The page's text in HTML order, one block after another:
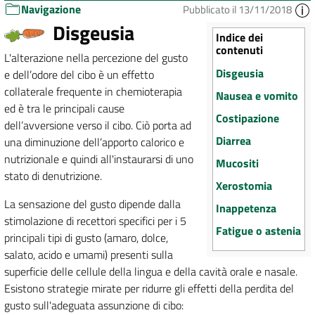
Navigazione Pubblicato il 13/11/2018
Indice dei
contenuti
Disgeusia
Nausea e vomito
Costipazione
Diarrea
Mucositi
Xerostomia
Inappetenza
Fatigue o astenia
Disgeusia
L'alterazione nella percezione del gusto
e dell’odore del cibo è un effetto
collaterale frequente in chemioterapia
ed è tra le principali cause
dell’avversione verso il cibo. Ciò porta ad
una diminuzione dell’apporto calorico e
nutrizionale e quindi all'instaurarsi di uno
stato di denutrizione.
La sensazione del gusto dipende dalla
stimolazione di recettori specifici per i 5
principali tipi di gusto (amaro, dolce,
salato, acido e umami) presenti sulla
superficie delle cellule della lingua e della cavità orale e nasale.
Esistono strategie mirate per ridurre gli effetti della perdita del
gusto sull'adeguata assunzione di cibo: